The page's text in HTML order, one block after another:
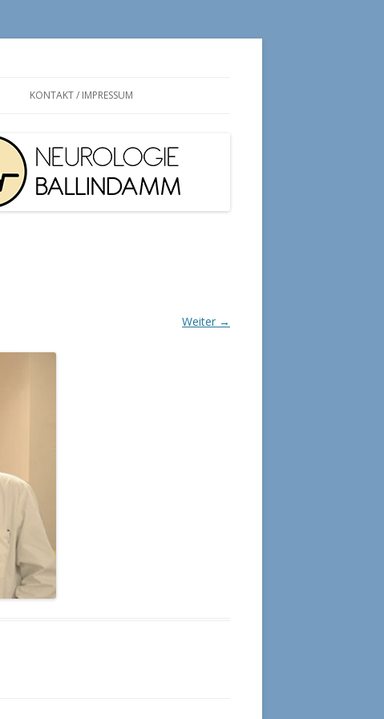
KONTAKT / IMPRESSUM
Weiter →